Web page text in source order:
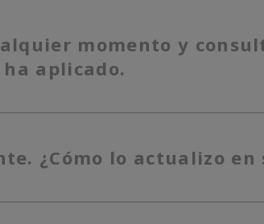
momento y
aplicado.
¿Cómo lo actualizo en